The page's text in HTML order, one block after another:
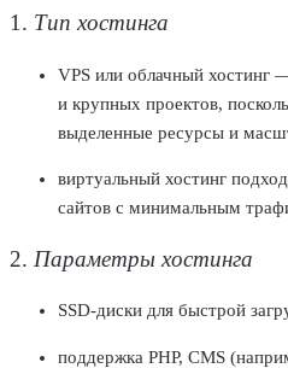
1. Тип хостинга
VPS или облачный хостинг
и крупных проектов,
выделенные ресурсы и
виртуальный хостинг
сайтов с минимальным
2. Параметры хостинга
SSD-диски для быстрой
поддержка PHP, CMS